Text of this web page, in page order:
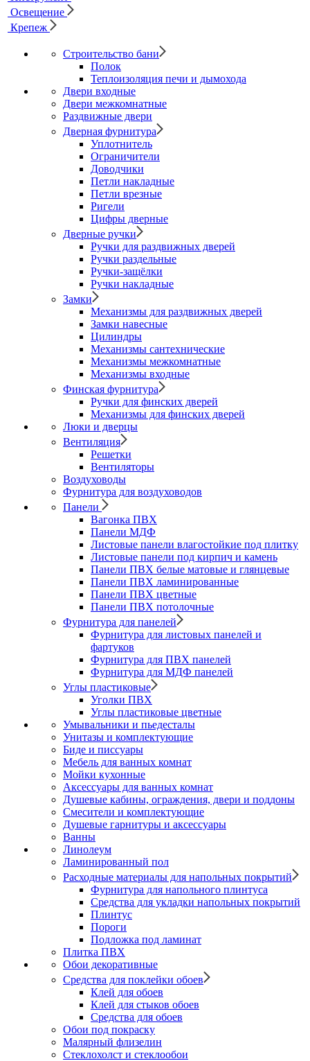
Освещение
Крепеж
Строительство бани
Полок
Теплоизоляция печи и дымохода
Двери входные
Двери межкомнатные
Раздвижные двери
Дверная фурнитура
Уплотнитель
Ограничители
Доводчики
Петли накладные
Петли врезные
Ригели
Цифры дверные
Дверные ручки
Ручки для раздвижных дверей
Ручки раздельные
Ручки-защёлки
Ручки накладные
Замки
Механизмы для раздвижных дверей
Замки навесные
Цилиндры
Механизмы сантехнические
Механизмы межкомнатные
Механизмы входные
Финская фурнитура
Ручки для финских дверей
Механизмы для финских дверей
Люки и дверцы
Вентиляция
Решетки
Вентиляторы
Воздуховоды
Фурнитура для воздуховодов
Панели
Вагонка ПВХ
Панели МДФ
Листовые панели влагостойкие под плитку
Листовые панели под кирпич и камень
Панели ПВХ белые матовые и глянцевые
Панели ПВХ ламинированные
Панели ПВХ цветные
Панели ПВХ потолочные
Фурнитура для панелей
Фурнитура для листовых панелей и
фартуков
Фурнитура для ПВХ панелей
Фурнитура для МДФ панелей
Углы пластиковые
Уголки ПВХ
Углы пластиковые цветные
Умывальники и пьедесталы
Унитазы и комплектующие
Биде и писсуары
Мебель для ванных комнат
Мойки кухонные
Аксессуары для ванных комнат
Душевые кабины, ограждения, двери и поддоны
Смесители и комплектующие
Душевые гарнитуры и аксессуары
Ванны
Линолеум
Ламинированный пол
Расходные материалы для напольных покрытий
Фурнитура для напольного плинтуса
Средства для укладки напольных покрытий
Плинтус
Пороги
Подложка под ламинат
Плитка ПВХ
Обои декоративные
Средства для поклейки обоев
Клей для обоев
Клей для стыков обоев
Средства для обоев
Обои под покраску
Малярный флизелин
Стеклохолст и стеклообои